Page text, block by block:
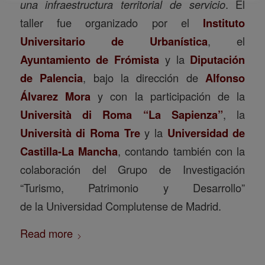
una infraestructura territorial de servicio. El
taller fue organizado por el Instituto
Universitario de Urbanística, el
Ayuntamiento de Frómista y la Diputación
de Palencia, bajo la dirección de Alfonso
Álvarez Mora y con la participación de la
Università di Roma “La Sapienza”, la
Università di Roma Trey la Universidad de
Castilla-La Mancha, contando también con la
colaboración del Grupo de Investigación
“Turismo, Patrimonio y Desarrollo”
de la Universidad Complutense de Madrid.
Read more